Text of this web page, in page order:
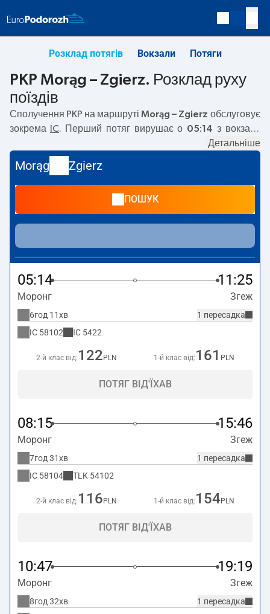
Розклад потягів Вокзали Потяги
PKP Morąg – Zgierz. Розклад руху
поїздів
Сполучення PKP на маршруті Morąg – Zgierz обслуговує
зокрема
IC . Перший потяг вирушає о 05:14 з вокзалу
На маршруті
TLK— пропонують нижчу ціну квитка і зазвичай довший
час подорожі. Потяг завершує маршрут на станції
Детальніше
Morąg Zgierz
ПОШУК
05:14 11:25
Моронг Згеж
1 пересадка
6год 11хв
IC 58102 IC 5422
2-й клас від: 122 PLN 1-й клас від: 161 PLN
ПОТЯГ ВІД'ЇХАВ
08:15 15:46
Моронг Згеж
1 пересадка
7год 31хв
IC 58104 TLK 54102
2-й клас від: 116 PLN 1-й клас від: 154 PLN
ПОТЯГ ВІД'ЇХАВ
10:47 19:19
Моронг Згеж
1 пересадка
8год 32хв